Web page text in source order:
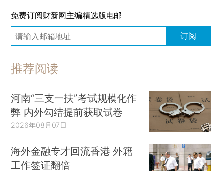
免费订阅财新网主编精选版电邮
订阅
推荐阅读
河南“三支一扶”考试规模化作
弊 内外勾结提前获取试卷
2026年08月07日
海外金融专才回流香港 外籍
工作签证翻倍